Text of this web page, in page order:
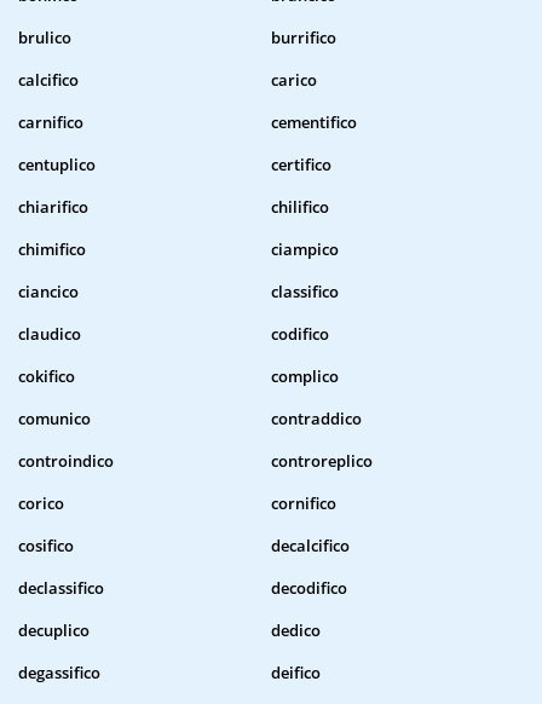
brulico
burrifico
calcifico
carico
carnifico
cementifico
centuplico
certifico
chiarifico
chilifico
chimifico
ciampico
ciancico
classifico
claudico
codifico
cokifico
complico
comunico
contraddico
controindico
controreplico
corico
cornifico
cosifico
decalcifico
declassifico
decodifico
decuplico
dedico
degassifico
deifico